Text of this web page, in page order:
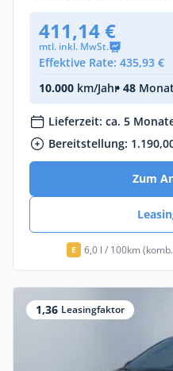
411,14 €
mtl. inkl. MwSt.
Effektive Rate: 435,93 €
10.000 km/Jahr• 48
Lieferzeit: ca. 5
Bereitstellung:
Zum
E 6,0 l / 100km
1,36 Leasingfaktor